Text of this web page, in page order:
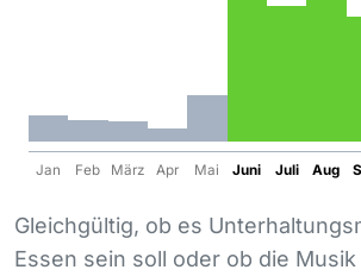
Jan Feb März Apr Mai Juni Juli Aug
Gleichgültig, ob es
Essen sein soll oder ob die